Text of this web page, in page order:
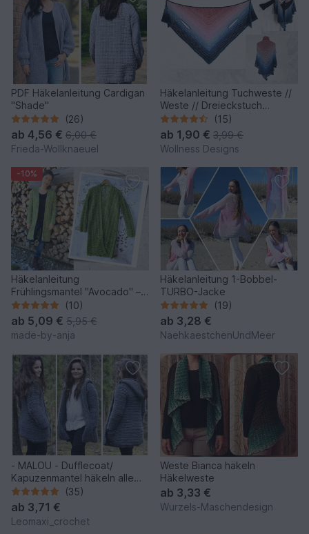
PDF Häkelanleitung Cardigan
"Shade"
(26)
ab 4,56 € 6,00 €
Frieda-Wollknaeuel
Häkelanleitung Tuchweste //
Weste // Dreieckstuch
Tender
(15)
ab 1,90 € 3,99 €
Wollness Designs
-10%
Häkelanleitung
Frühlingsmantel "Avocado" –
nahtlos – einfach
(10)
ab 5,09 € 5,95 €
made-by-anja
Häkelanleitung 1-Bobbel-
TURBO-Jacke
(19)
ab 3,28 €
NaehkaestchenUndMeer
- MALOU - Dufflecoat/
Kapuzenmantel häkeln alle
Größen ab Größe 74- 56
Plussize Damen mit
Größentabelle,
Häkelanleitung 215
(35)
ab 3,71 €
Leomaxi_crochet
Weste Bianca häkeln
Häkelweste
ab 3,33 €
Wurzels-Maschendesign